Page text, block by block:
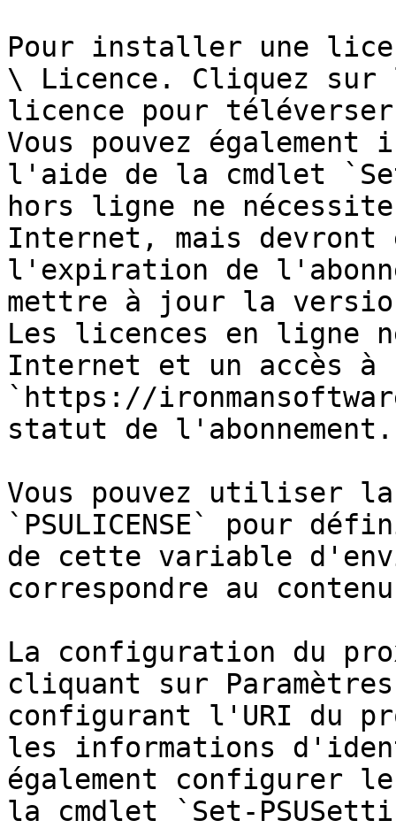
Pour installer une
\ Licence. Cliquez sur
licence pour
Vous pouvez
l'aide de la cmdlet
hors ligne ne
Internet, mais
l'expiration de
mettre à jour la
Les licences en ligne
Internet et un accès à
`https://
statut de l'abonnement.
Vous pouvez utiliser
`PSULICENSE` pour
de cette variable
correspondre au
La configuration du
cliquant sur
configurant l'URI du
les informations
également configurer
la cmdlet `Set-